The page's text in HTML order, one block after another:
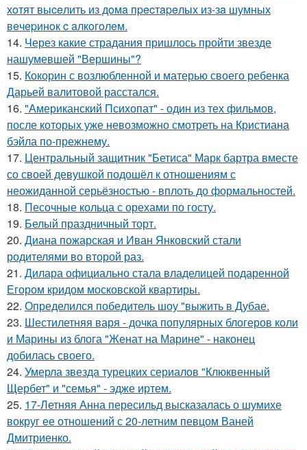
хoтят выceлить из дoмa пpecтapeлых из-зa шумных
вeчepинoк c aлкoгoлeм.
14. Через какие страдания пришлось пройти звезде
нашумевшей "Вершины"?
15. Кокорин с возлюбленной и матерью своего ребенка
Дарьей валитовой расстался.
16. "Американский Психопат" - один из тех фильмов,
после которых уже невозможно смотреть на Кристиана
бэйла по-прежнему.
17. Центральный защитник "Бетиса" Марк бартра вместе
со своей девушкой подошёл к отношениям с
неожиданной серьёзностью - вплоть до формальностей.
18. Песочные кольца с орехами по госту.
19. Белый праздничный торт.
20. Диана пожарская и Иван Янковский стали
родителями во второй раз.
21. Дилара официально стала владелицей подаренной
Егором кридом московской квартиры.
22. Определился победитель шоу "выжить в Дубае.
23. Шестилетняя варя - дочка популярных блогеров коли
и Марины из блога "Женат на Марине" - наконец
добилась своего.
24. Умерла звезда турецких сериалов "Клюквенный
Щербет" и "семья" - эдже иртем.
25. 17-Летняя Анна пересильд высказалась о шумихе
вокруг ее отношений с 20-летним певцом Ваней
Дмитриенко.